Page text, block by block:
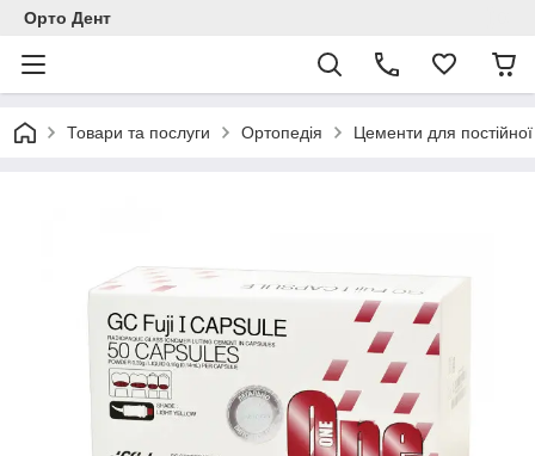
Орто Дент
Товари та послуги Ортопедія Цементи для постійної